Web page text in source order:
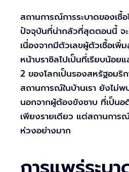
สถานการณ์การระบาดของเชื้
ปัจจุบันที่น่ากลัวที่สุดตอนนี้ จะ
เนื่องจากมีตัวเลขผู้ตัวเชื้อเพิ่
หน้าบราซิลไปเป็นที่เรียบน้อ
2 ของโลกเป็นรองสหรัฐอมริ
สถานการณ์ในบ้านเรา ยังไม่
นอกจากผู้ต้องขังชาบ ที่เป็น
เพียงรายเดียว แต่สถานการ
ห่วงอย่างมาก